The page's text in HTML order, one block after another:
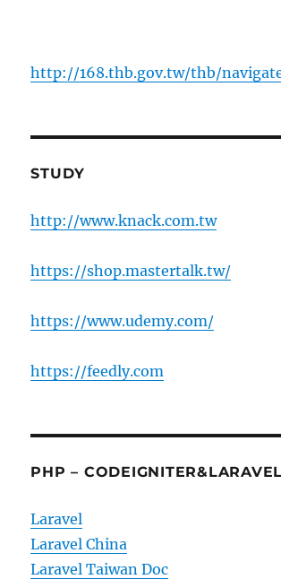
http://168.thb.gov.tw/thb/
STUDY
http://www.knack.com.tw
https://shop.mastertalk.tw/
https://www.udemy.com/
https://feedly.com
PHP – CODEIGNITER&LARAVEL
Laravel
Laravel China
Laravel Taiwan Doc